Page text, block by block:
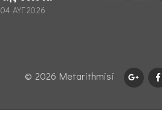
04 ΑΥΓ 2026
© 2026 Μetarithmisi